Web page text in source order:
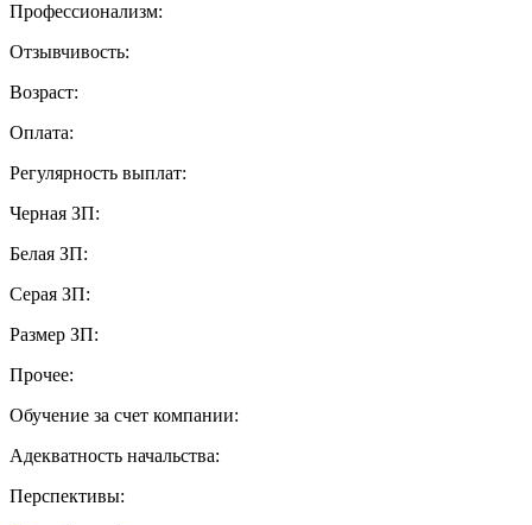
Профессионализм:
Отзывчивость:
Возраст:
Оплата:
Регулярность выплат:
Черная ЗП:
Белая ЗП:
Серая ЗП:
Размер ЗП:
Прочее:
Обучение за счет компании:
Адекватность начальства:
Перспективы: